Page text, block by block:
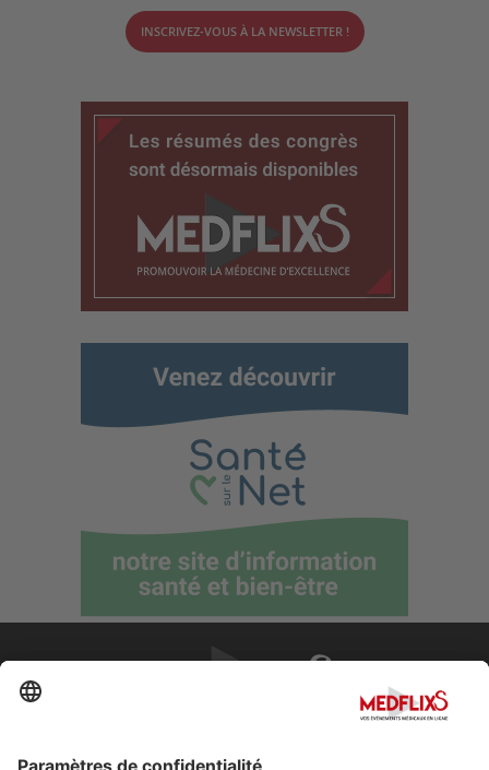
INSCRIVEZ-VOUS À LA NEWSLETTER !